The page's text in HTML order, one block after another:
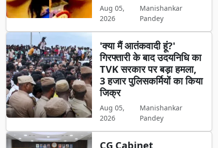
Aug 05,
2026
Manishankar
Pandey
'क्या मैं आतंकवादी हूं?'
गिरफ्तारी के बाद उदयनिधि का
TVK सरकार पर बड़ा हमला,
3 हजार पुलिसकर्मियों का किया
जिक्र
Aug 05,
2026
Manishankar
Pandey
CG Cabinet